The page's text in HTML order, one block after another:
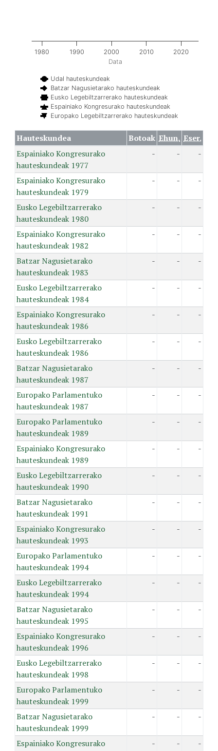
Data
Udal hauteskundeak
Batzar Nagusietarako hauteskundeak
Eusko Legebiltzarrerako hauteskundeak
Espainiako Kongresurako hauteskundeak
Europako Legebiltzarrerako hauteskundeak
1980 1990 2000 2010 2020
Hauteskundea Botoak Ehun. Eser.
Espainiako Kongresurako
hauteskundeak 1977
- - -
Espainiako Kongresurako
hauteskundeak 1979
- - -
Eusko Legebiltzarrerako
hauteskundeak 1980
- - -
Espainiako Kongresurako
hauteskundeak 1982
- - -
Batzar Nagusietarako
hauteskundeak 1983
- - -
Eusko Legebiltzarrerako
hauteskundeak 1984
- - -
Espainiako Kongresurako
hauteskundeak 1986
- - -
Eusko Legebiltzarrerako
hauteskundeak 1986
- - -
Batzar Nagusietarako
hauteskundeak 1987
- - -
Europako Parlamentuko
hauteskundeak 1987
- - -
Europako Parlamentuko
hauteskundeak 1989
- - -
Espainiako Kongresurako
hauteskundeak 1989
- - -
Eusko Legebiltzarrerako
hauteskundeak 1990
- - -
Batzar Nagusietarako
hauteskundeak 1991
- - -
Espainiako Kongresurako
hauteskundeak 1993
- - -
Europako Parlamentuko
hauteskundeak 1994
- - -
Eusko Legebiltzarrerako
hauteskundeak 1994
- - -
Batzar Nagusietarako
hauteskundeak 1995
- - -
Espainiako Kongresurako
hauteskundeak 1996
- - -
Eusko Legebiltzarrerako
hauteskundeak 1998
- - -
Europako Parlamentuko
hauteskundeak 1999
- - -
Batzar Nagusietarako
hauteskundeak 1999
- - -
Espainiako Kongresurako
- - -